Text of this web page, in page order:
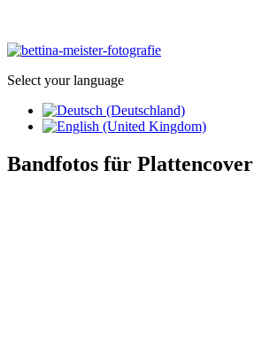
Select your language
Bandfotos für Plattencover